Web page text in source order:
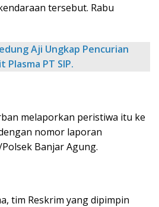
tersebut. Rabu
Aji Ungkap Pencurian
Plasma PT SIP.
melaporkan peristiwa itu ke
nomor laporan
Banjar Agung.
tim Reskrim yang dipimpin